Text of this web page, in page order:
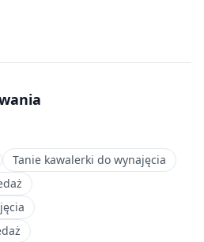
Tanie kawalerki do wynajęcia